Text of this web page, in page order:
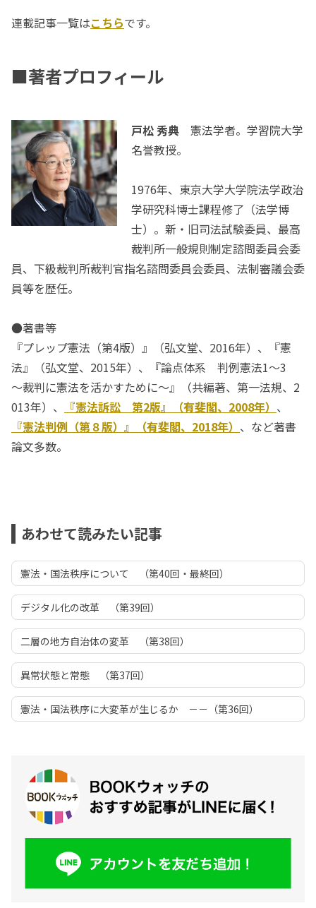
連載記事一覧はこちらです。
■著者プロフィール
戸松 秀典 憲法学者。学習院大学
名誉教授。
1976年、東京大学大学院法学政治
学研究科博士課程修了（法学博
士）。新・旧司法試験委員、最高
裁判所一般規則制定諮問委員会委
員、下級裁判所裁判官指名諮問委員会委員、法制審議会委
員等を歴任。
●著書等
『プレップ憲法（第4版）』（弘文堂、2016年）、『憲
法』（弘文堂、2015年）、『論点体系 判例憲法1～3
～裁判に憲法を活かすために～』（共編著、第一法規、2
013年）、
『憲法訴訟 第2版』（有斐閣、2008年） 、
『憲法判例（第８版）』（有斐閣、2018年） 、など著書
論文多数。
あわせて読みたい記事
憲法・国法秩序について （第40回・最終回）
デジタル化の改革 （第39回）
二層の地方自治体の変革 （第38回）
異常状態と常態 （第37回）
憲法・国法秩序に大変革が生じるか －－（第36回）